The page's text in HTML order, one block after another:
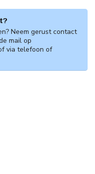
Neem gerust contact
mail op
via telefoon of